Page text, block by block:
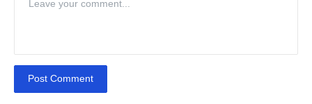
Post Comment